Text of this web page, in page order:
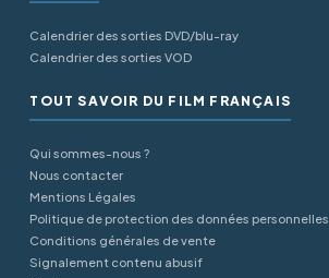
Calendrier des sorties DVD/blu-ray
Calendrier des sorties VOD
TOUT SAVOIR DU FILM FRANÇAIS
Qui sommes-nous ?
Nous contacter
Mentions Légales
Politique de protection des données personnelles
Conditions générales de vente
Signalement contenu abusif